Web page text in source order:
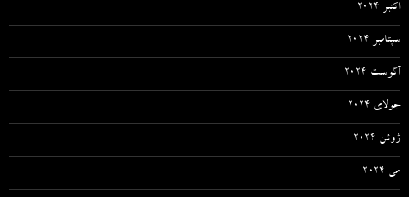
اکتبر 2024
سپتامبر 2024
آگوست 2024
جولای 2024
ژوئن 2024
می 2024